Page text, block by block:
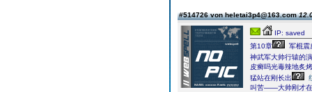
#514726 von heletai3p4@163.com
IP: saved
第10章
军棍震
神武军大帅行辕的
皮癣吗光毒辣地炙
猛站在刚长出
叫苦――大帅刚才在